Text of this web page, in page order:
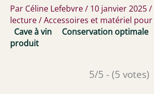
Par Céline Lefebvre/ 10 janvier 2025/
lecture/Accessoires et matériel
Cave à vin
Conservation optimale
produit
5/5 - (5 votes)